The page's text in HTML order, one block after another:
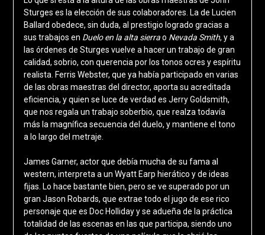
Sturges es la elección de sus colaboradores. La de Lucien
Ballard obedece, sin duda, al prestigio logrado gracias a
sus trabajos en Duelo en la alta sierrao Nevada Smith, y a
las órdenes de Sturges vuelve a hacer un trabajo de gran
calidad, sobrio, con querencia por los tonos ocres y espíritu
realista. Ferris Webster, que ya había participado en varias
de las obras maestras del director, aporta su acreditada
eficiencia, y quien se luce de verdad es Jerry Goldsmith,
que nos regala un trabajo soberbio, que realza todavía
más la magnífica secuencia del duelo, y mantiene el tono
a lo largo del metraje.
James Garner, actor que debía mucha de su fama al
western, interpreta a un Wyatt Earp hierático y de ideas
fijas. Lo hace bastante bien, pero se ve superado por un
gran Jason Robards, que extrae todo el jugo de ese rico
personaje que es Doc Holliday y se adueña de la práctica
totalidad de las escenas en las que participa, siendo uno